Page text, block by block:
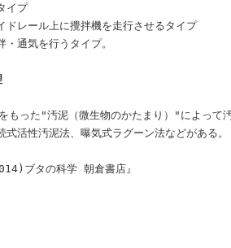
イプ
レール上に攪拌機を走行させるタイプ
通気を行うタイプ。
もった"汚泥（微生物のかたまり）"によって
式活性汚泥法、曝気式ラグーン法などがある。